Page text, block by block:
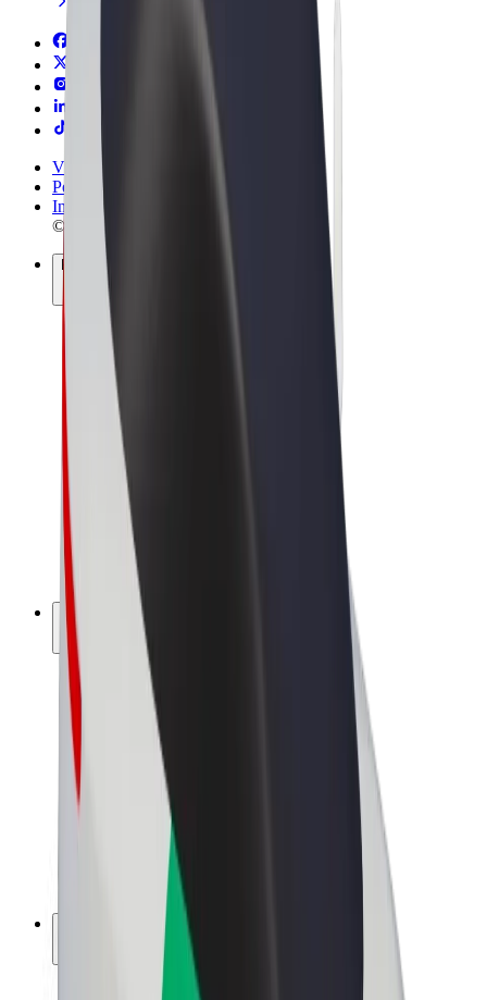
Vilkår og betingelser
Personvern
Informasjonskapsler
© 2026 Bolt Technology OÜ
Produkter
Turer
Sparkesykler
Bolt Market
Bolt Food
Bolt Drive
Bolt for Business
El-sykler
Bolt Pluss
Tjen med Bolt
Sjåfører
Sjåførinntekter
Leveringsbud
Inntekter for leveringsbud
Bolt Food-partnere
Franchiser